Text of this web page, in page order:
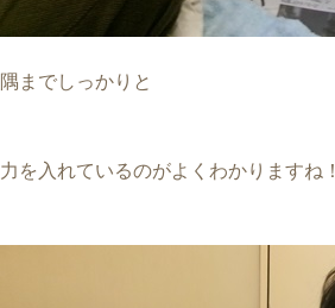
隅までしっかりと
力を入れているのがよくわかりますね！